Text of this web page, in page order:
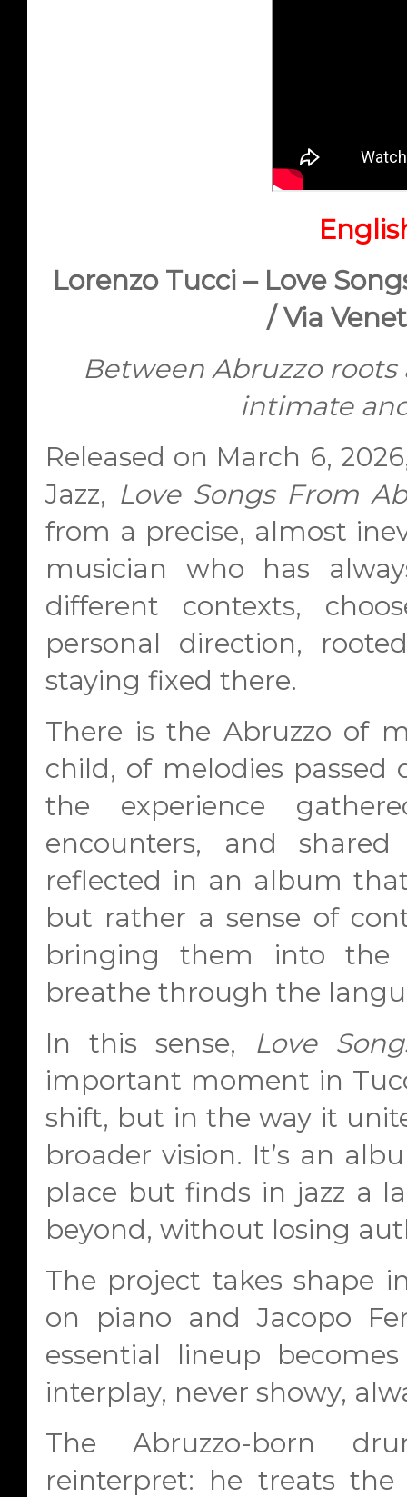
Lorenzo Tucci – Love
/ Via
Between Abruzzo
intimate
Released on March 6,
Jazz, Love Songs From
from a precise, almost
musician who has
different contexts,
personal direction,
staying fixed there.
There is the Abruzzo of
child, of melodies passed
the experience
encounters, and
reflected in an album
but rather a sense of
bringing them into the
breathe through the
In this sense, Love
important moment in
shift, but in the way it
broader vision. It’s an
place but finds in jazz a
beyond, without losing
The project takes shape
on piano and Jacopo
essential lineup
interplay, never showy,
The Abruzzo-born
reinterpret: he treats